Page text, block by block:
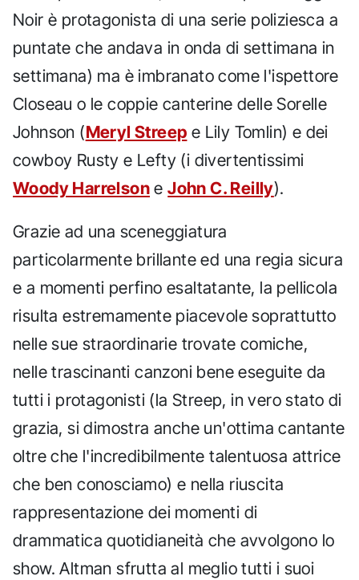
Noir è protagonista di una serie poliziesca a
puntate che andava in onda di settimana in
settimana) ma è imbranato come l'ispettore
Closeau o le coppie canterine delle Sorelle
Johnson (Meryl Streep e Lily Tomlin) e dei
cowboy Rusty e Lefty (i divertentissimi
Woody Harrelson eJohn C. Reilly).
Grazie ad una sceneggiatura
particolarmente brillante ed una regia sicura
e a momenti perfino esaltatante, la pellicola
risulta estremamente piacevole soprattutto
nelle sue straordinarie trovate comiche,
nelle trascinanti canzoni bene eseguite da
tutti i protagonisti (la Streep, in vero stato di
grazia, si dimostra anche un'ottima cantante
oltre che l'incredibilmente talentuosa attrice
che ben conosciamo) e nella riuscita
rappresentazione dei momenti di
drammatica quotidianeità che avvolgono lo
show. Altman sfrutta al meglio tutti i suoi